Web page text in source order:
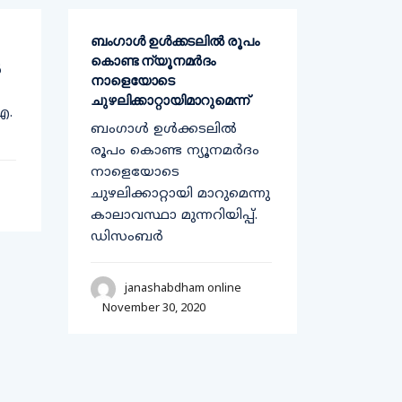
ബംഗാൾ ഉൾക്കടലിൽ രൂപം
കൊണ്ട ന്യൂനമർദം
നാളെയോടെ
ചുഴലിക്കാറ്റായിമാറുമെന്ന്
ബംഗാൾ ഉൾക്കടലിൽ
രൂപം കൊണ്ട ന്യൂനമർദം
നാളെയോടെ
ചുഴലിക്കാറ്റായി മാറുമെന്നു
കാലാവസ്ഥാ മുന്നറിയിപ്പ്.
ഡിസംബർ
janashabdham online
November 30, 2020